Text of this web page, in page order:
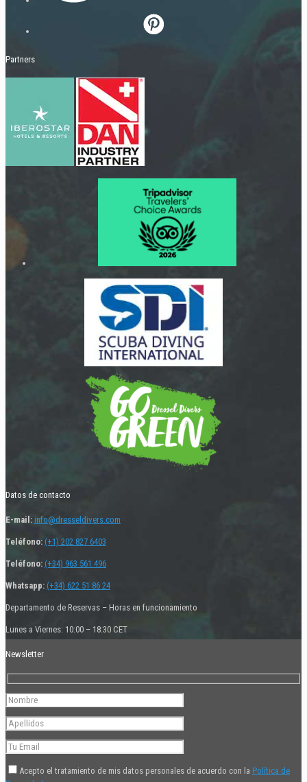
Partners
Datos de contacto
E-mail: info@dresseldivers.com
Teléfono: (+1) 202 827 6403
Teléfono: (+34) 963 561 496
Whatsapp: (+34) 622 51 86 24
Departamento de Reservas – Horas en funcionamiento
Lunes a Viernes: 10:00 – 18:30 CET
Newsletter
Acepto el tratamiento de mis datos personales de acuerdo con la Política de